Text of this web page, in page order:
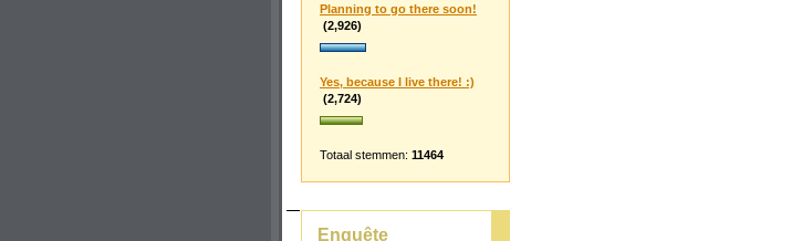
Planning to go there soon!
(2,926)
Yes, because I live there! :)
(2,724)
Totaal stemmen: 11464
Enquête